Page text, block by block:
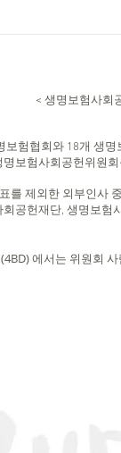
< 생명보험사회
보험협회와 18개 생
명보험사회공헌위원
를 제외한 외부인사
공헌재단, 생명보
에서는 위원회